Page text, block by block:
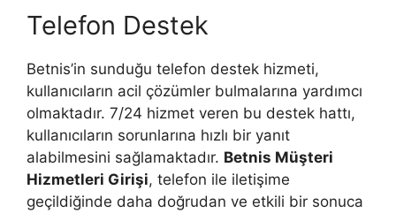
Telefon Destek
Betnis’in sunduğu telefon destek hizmeti,
kullanıcıların acil çözümler bulmalarına yardımcı
olmaktadır. 7/24 hizmet veren bu destek hattı,
kullanıcıların sorunlarına hızlı bir yanıt
alabilmesini sağlamaktadır. Betnis Müşteri
Hizmetleri Girişi, telefon ile iletişime
geçildiğinde daha doğrudan ve etkili bir sonuca